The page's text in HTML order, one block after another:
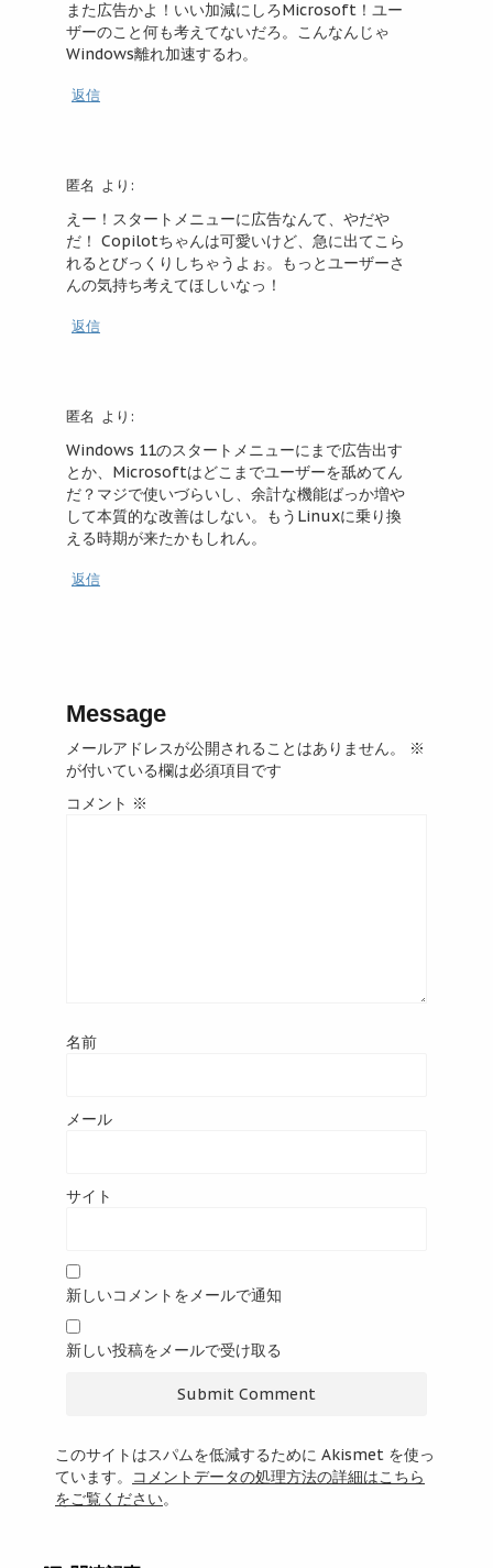
また広告かよ！いい加減にしろMicrosoft！ユー
ザーのこと何も考えてないだろ。こんなんじゃ
Windows離れ加速するわ。
返信
匿名 より:
えー！スタートメニューに広告なんて、やだや
だ！ Copilotちゃんは可愛いけど、急に出てこら
れるとびっくりしちゃうよぉ。もっとユーザーさ
んの気持ち考えてほしいなっ！
返信
匿名 より:
Windows 11のスタートメニューにまで広告出す
とか、Microsoftはどこまでユーザーを舐めてん
だ？マジで使いづらいし、余計な機能ばっか増や
して本質的な改善はしない。もうLinuxに乗り換
える時期が来たかもしれん。
返信
Message
メールアドレスが公開されることはありません。
※
が付いている欄は必須項目です
コメント ※
名前
メール
サイト
新しいコメントをメールで通知
新しい投稿をメールで受け取る
このサイトはスパムを低減するために Akismet を使っ
ています。
コメントデータの処理方法の詳細はこちら
をご覧ください。